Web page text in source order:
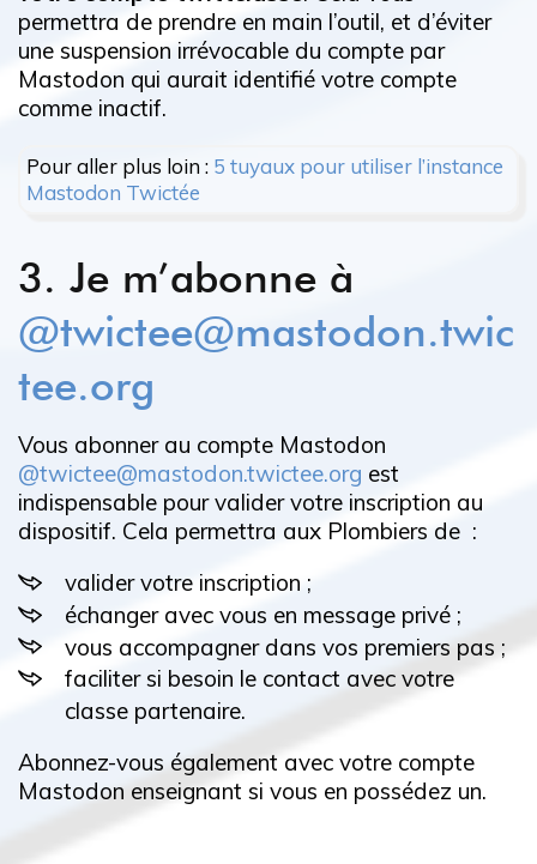
permettra de prendre en main l’outil, et d’éviter
une suspension irrévocable du compte par
Mastodon qui aurait identifié votre compte
comme inactif.
Pour aller plus loin : 5 tuyaux pour utiliser l’instance
Mastodon Twictée
3. Je m’abonne à
@twictee@mastodon.twic
tee.org
Vous abonner au compte Mastodon
@twictee@mastodon.twictee.org est
indispensable pour valider votre inscription au
dispositif. Cela permettra aux Plombiers de :
valider votre inscription ;
échanger avec vous en message privé ;
vous accompagner dans vos premiers pas ;
faciliter si besoin le contact avec votre
classe partenaire.
Abonnez-vous également avec votre compte
Mastodon enseignant si vous en possédez un.